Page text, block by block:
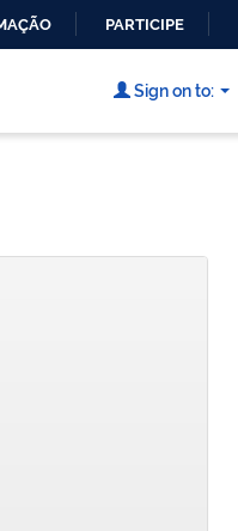
PARTICIPE
Sign on to: